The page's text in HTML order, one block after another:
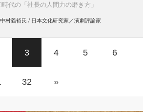
時代の「社長の人間力の磨き方」
中村義裕氏 / 日本文化研究家／演劇評論家
3 4 5 6
32 »